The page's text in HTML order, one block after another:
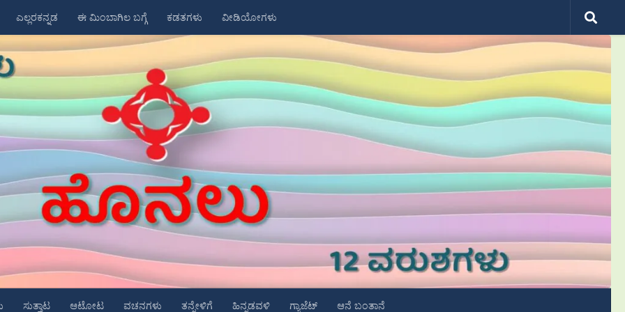
ಎಲ್ಲರಕನ್ನಡ ಈ ಮಿಂಬಾಗಿಲ ಬಗ್ಗೆ ಕಡತಗಳು ವೀಡಿಯೋಗಳು
ಸುತ್ತಾಟ ಆಟೋಟ ವಚನಗಳು ತನ್ನೇಳಿಗೆ ಹಿನ್ನಡವಳಿ ಗ್ಯಾಜೆಟ್ ಆನೆ ಬಂತಾನೆ